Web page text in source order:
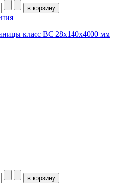
класс ВC 28x140x4000 мм